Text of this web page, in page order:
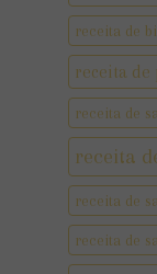
receita de
receita de
receita de
receita
receita de
receita de